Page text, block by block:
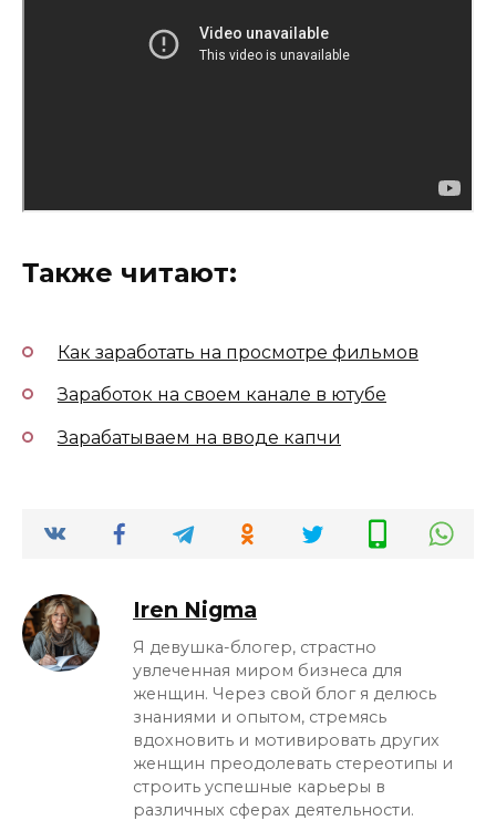
Также читают:
Как заработать на просмотре фильмов
Заработок на своем канале в ютубе
Зарабатываем на вводе капчи
Iren Nigma
Я девушка-блогер, страстно
увлеченная миром бизнеса для
женщин. Через свой блог я делюсь
знаниями и опытом, стремясь
вдохновить и мотивировать других
женщин преодолевать стереотипы и
строить успешные карьеры в
различных сферах деятельности.